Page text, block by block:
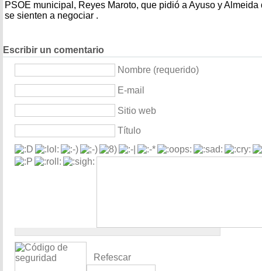
PSOE municipal, Reyes Maroto, que pidió a Ayuso y
se sienten a negociar .
Escribir un comentario
Nombre (requerido)
E-mail
Sitio web
Título
Refescar